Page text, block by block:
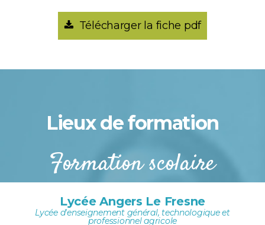
Télécharger la fiche pdf
Lieux de formation
Formation scolaire
Lycée Angers Le Fresne
Lycée d'enseignement général, technologique et
professionnel agricole